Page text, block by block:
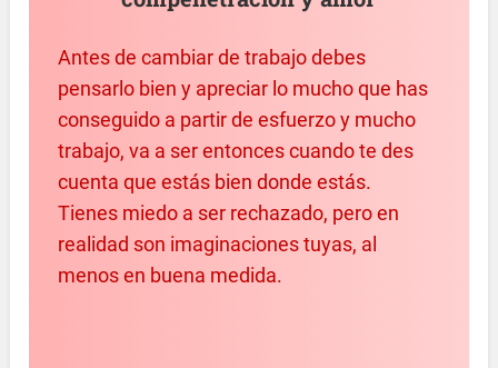
Antes de cambiar de trabajo debes
pensarlo bien y apreciar lo mucho que has
conseguido a partir de esfuerzo y mucho
trabajo, va a ser entonces cuando te des
cuenta que estás bien donde estás.
Tienes miedo a ser rechazado, pero en
realidad son imaginaciones tuyas, al
menos en buena medida.